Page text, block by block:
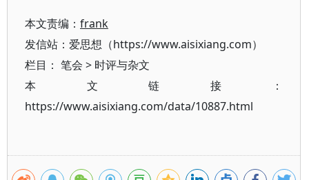
本文责编： frank
发信站：爱思想（https://www.aisixiang.com）
栏目： 笔会 > 时评与杂文
本文链接：
https://www.aisixiang.com/data/10887.html